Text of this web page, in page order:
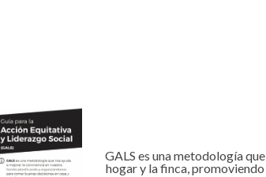
GALS es una metodología
hogar y la finca,